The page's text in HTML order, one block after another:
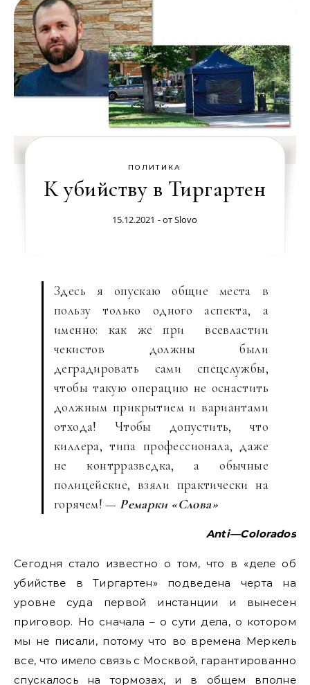
ПОЛИТИКА
К убийству в Тиргартен
15.12.2021 - отSlovo
Здесь я опускаю общие места в
пользу только одного аспекта, а
именно: как же при всевластии
чекистов должны были
деградировать сами спецслужбы,
чтобы такую операцию не оснастить
должным прикрытием и вариантами
отхода! Чтобы допустить, что
киллера, типа профессионала, даже
не контрразведка, а обычные
полицейские, взяли практически на
горячем! — Ремарки «Слова»
Anti—Colorados
Сегодня стало известно о том, что в «деле об
убийстве в Тиргартен» подведена черта на
уровне суда первой инстанции и вынесен
приговор. Но сначала – о сути дела, о котором
мы не писали, потому что во времена Меркель
все, что имело связь с Москвой, гарантированно
спускалось на тормозах, и в общем вполне